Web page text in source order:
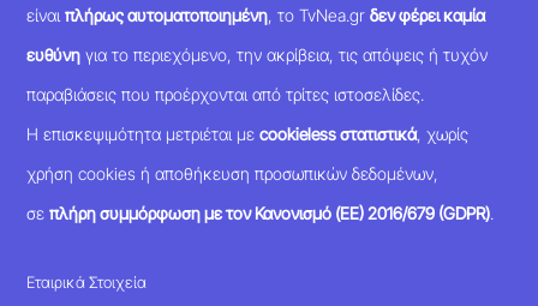
είναιπλήρως αυτοματοποιημένη , το TvNea.grδεν φέρει καμία
ευθύνη για το περιεχόμενο, την ακρίβεια, τις απόψεις ή τυχόν
παραβιάσεις που προέρχονται από τρίτες ιστοσελίδες.
Η επισκεψιμότητα μετριέται μεcookieless στατιστικά, χωρίς
χρήση cookies ή αποθήκευση προσωπικών δεδομένων,
σεπλήρη συμμόρφωση με τον Κανονισμό (ΕΕ) 2016/679 (GDPR).
Εταιρικά Στοιχεία